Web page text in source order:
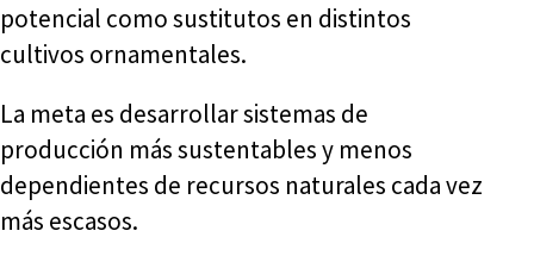
potencial como sustitutos en distintos
cultivos ornamentales.
La meta es desarrollar sistemas de
producción más sustentables y menos
dependientes de recursos naturales cada vez
más escasos.